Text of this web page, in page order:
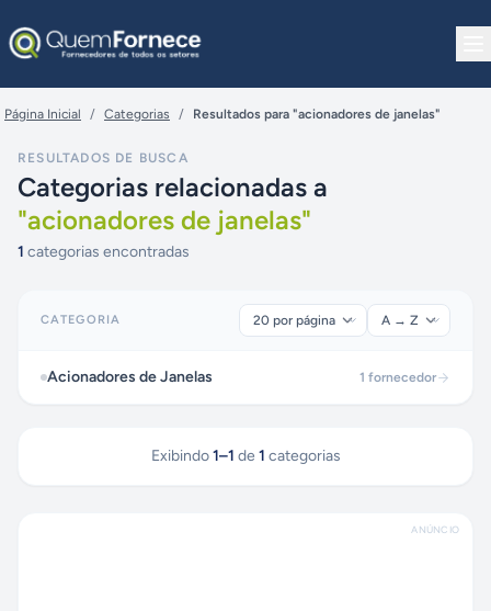
Página Inicial / Categorias / Resultados para "acionadores de janelas"
RESULTADOS DE BUSCA
Categorias relacionadas a
"acionadores de janelas"
1 categorias encontradas
CATEGORIA
Acionadores de Janelas 1 fornecedor
Exibindo 1–1 de 1 categorias
ANÚNCIO